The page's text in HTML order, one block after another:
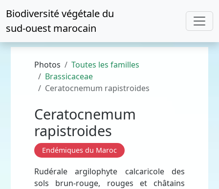
Biodiversité végétale du
sud-ouest marocain
Photos
Toutes les familles
Brassicaceae
Ceratocnemum rapistroides
Ceratocnemum
rapistroides
Endémiques du Maroc
Rudérale argilophyte calcaricole des
sols brun-rouge, rouges et châtains